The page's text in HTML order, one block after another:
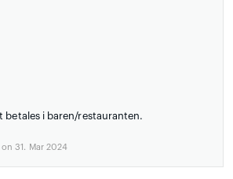
betales i baren/restauranten.
31. Mar 2024